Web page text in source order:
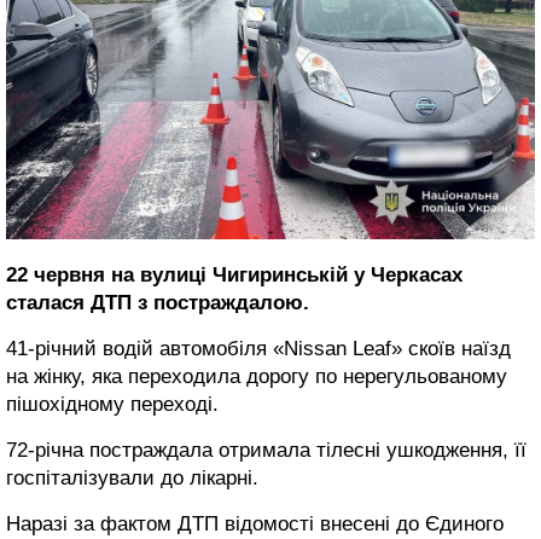
22 червня на вулиці Чигиринській у Черкасах
сталася ДТП з постраждалою.
41-річний водій автомобіля «Nissan Leaf» скоїв наїзд
на жінку, яка переходила дорогу по нерегульованому
пішохідному переході.
72-річна постраждала отримала тілесні ушкодження, її
госпіталізували до лікарні.
Наразі за фактом ДТП відомості внесені до Єдиного